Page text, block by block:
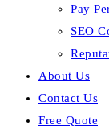
Pay
SEO
About Us
Contact Us
Free Quote